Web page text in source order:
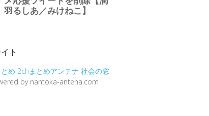
ト
め 2chまとめアンテナ 社会の窓
by nantoka-antena.com